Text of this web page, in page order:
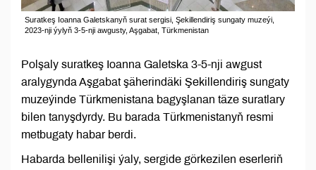
Suratkeş Ioanna Galetskanyň surat sergisi, Şekillendiriş sungaty muzeýi,
2023-nji ýylyň 3-5-nji awgusty, Aşgabat, Türkmenistan
Polşaly suratkeş Ioanna Galetska 3-5-nji awgust
aralygynda Aşgabat şäherindäki Şekillendiriş sungaty
muzeýinde Türkmenistana bagyşlanan täze suratlary
bilen tanyşdyrdy. Bu barada Türkmenistanyň resmi
metbugaty habar berdi.
Habarda bellenilişi ýaly, sergide görkezilen eserleriň